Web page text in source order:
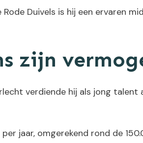
Duivels is hij een ervaren
zijn
verdiende hij als jong
jaar, omgerekend rond de